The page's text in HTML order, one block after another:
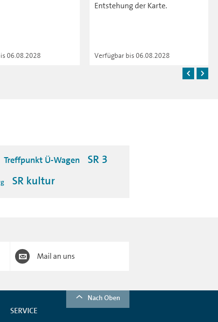
06.08.2028
Entstehung der Karte.
Verfügbar bis 06.08.2028
Treffpunkt Ü-Wagen SR 3
SR kultur
Mail an uns
Nach Oben
SERVICE